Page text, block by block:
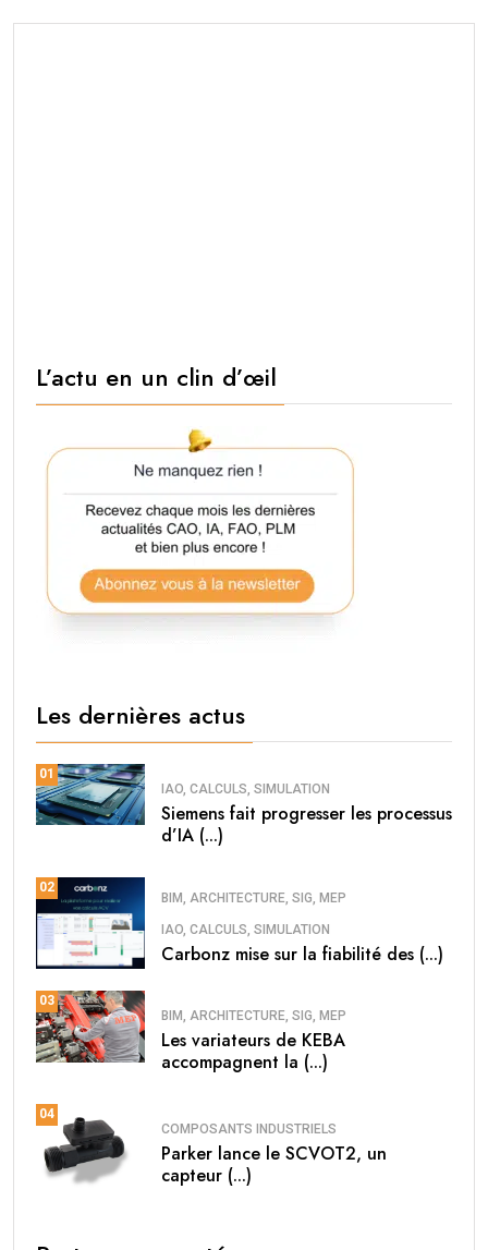
L’actu en un clin d’œil
Les dernières actus
01
IAO, CALCULS, SIMULATION
Siemens fait progresser les processus
d’IA (...)
02
BIM, ARCHITECTURE, SIG, MEP
IAO, CALCULS, SIMULATION
Carbonz mise sur la fiabilité des (...)
03
BIM, ARCHITECTURE, SIG, MEP
Les variateurs de KEBA
accompagnent la (...)
04
COMPOSANTS INDUSTRIELS
Parker lance le SCVOT2, un
capteur (...)